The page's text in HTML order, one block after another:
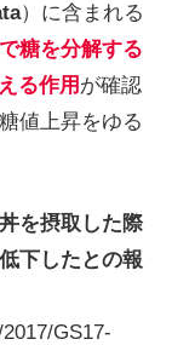
）に含まれる
糖を分解する
る作用 が確認
値上昇をゆる
を摂取した際
下したとの報
GS17-